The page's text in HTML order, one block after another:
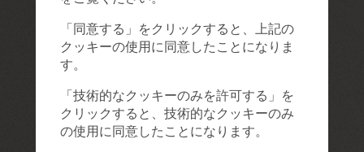
「同意する」をクリックすると、上記の
クッキーの使用に同意したことになりま
す。
「技術的なクッキーのみを許可する」を
クリックすると、技術的なクッキーのみ
の使用に同意したことになります。